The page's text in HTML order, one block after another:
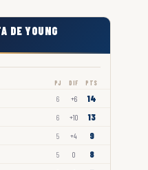
DE YOUNG
PJ DIF PTS
6 +6 14
6 +10 13
5 +4 9
5 0 8